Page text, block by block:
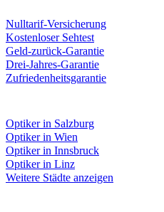
Nulltarif-Versicherung
Kostenloser Sehtest
Geld-zurück-Garantie
Drei-Jahres-Garantie
Zufriedenheitsgarantie
Optiker in Salzburg
Optiker in Wien
Optiker in Innsbruck
Optiker in Linz
Weitere Städte anzeigen